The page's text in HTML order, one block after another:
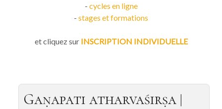
- cycles en ligne
- stages et formations
et cliquez surINSCRIPTION INDIVIDUELLE
Gaṇapati atharvaśirṣa |